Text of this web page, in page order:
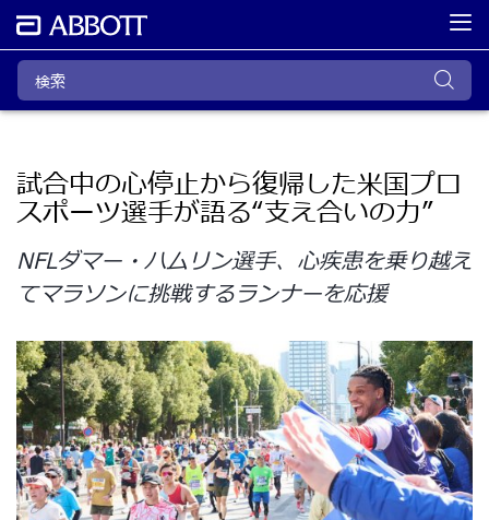
試合中の心停止から復帰した米国プロ
スポーツ選手が語る“支え合いの力”
NFLダマー・ハムリン選手、心疾患を乗り越え
てマラソンに挑戦するランナーを応援